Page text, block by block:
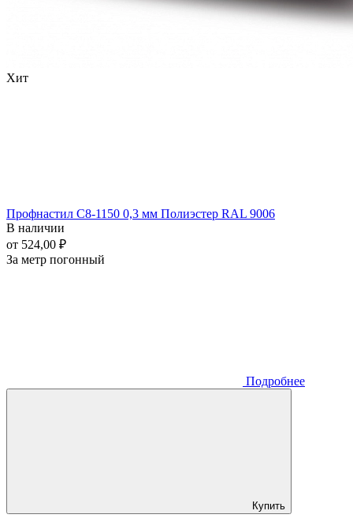
Хит
Профнастил С8-1150 0,3 мм Полиэстер RAL 9006
В наличии
от 524,00 ₽
За метр погонный
Подробнее
Купить